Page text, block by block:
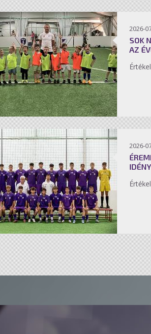
2026-
SOK
AZ
2026-